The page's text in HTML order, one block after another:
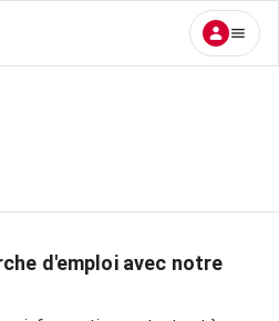
d'emploi avec notre